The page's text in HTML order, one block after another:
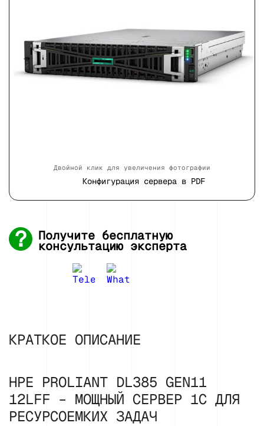
Двойной клик для увеличения фотографии
Конфигурация сервера в PDF
Получите бесплатную
консультацию эксперта
КРАТКОЕ ОПИСАНИЕ
HPE PROLIANT DL385 GEN11
12LFF – МОЩНЫЙ СЕРВЕР 1С ДЛЯ
РЕСУРСОЕМКИХ ЗАДАЧ